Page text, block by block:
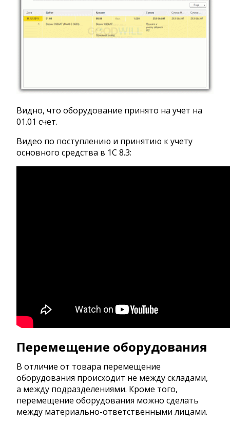
Видно, что оборудование принято на учет на
01.01 счет.
Видео по поступлению и принятию к учету
основного средства в 1С 8.3:
Перемещение оборудования
В отличие от товара перемещение
оборудования происходит не между складами,
а между подразделениями. Кроме того,
перемещение оборудования можно сделать
между материально-ответственными лицами.